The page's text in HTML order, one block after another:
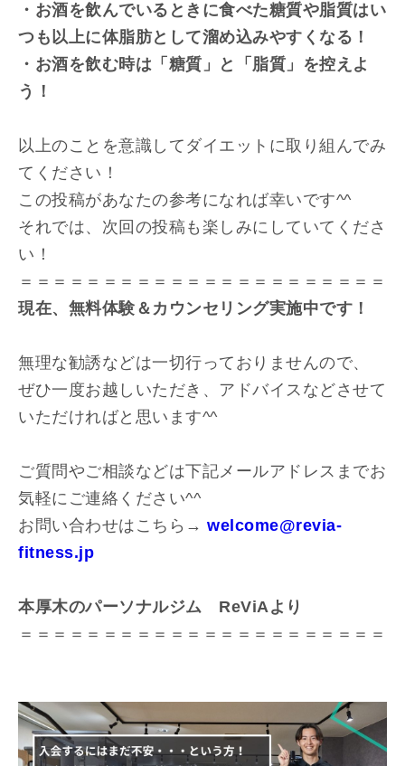
・お酒を飲んでいるときに食べた糖質や脂質はい
つも以上に体脂肪として溜め込みやすくなる！
・お酒を飲む時は「糖質」と「脂質」を控えよ
う！
以上のことを意識してダイエットに取り組んでみ
てください！
この投稿があなたの参考になれば幸いです^^
それでは、次回の投稿も楽しみにしていてくださ
い！
＝＝＝＝＝＝＝＝＝＝＝＝＝＝＝＝＝＝＝＝＝＝
現在、無料体験＆カウンセリング実施中です！
無理な勧誘などは一切行っておりませんので、
ぜひ一度お越しいただき、アドバイスなどさせて
いただければと思います^^
ご質問やご相談などは下記メールアドレスまでお
気軽にご連絡ください^^
お問い合わせはこちら→ welcome@revia-
fitness.jp
本厚木のパーソナルジム ReViAより
＝＝＝＝＝＝＝＝＝＝＝＝＝＝＝＝＝＝＝＝＝＝